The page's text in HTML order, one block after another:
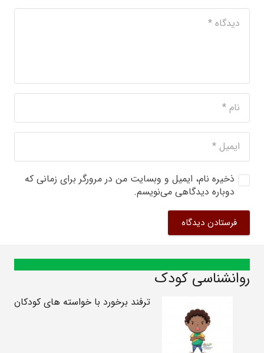
ذخیره نام، ایمیل و وبسایت من در مرورگر برای زمانی که
دوباره دیدگاهی می‌نویسم.
فرستادن دیدگاه
روانشناسی کودک
ترفند برخورد با خواسته های کودکان